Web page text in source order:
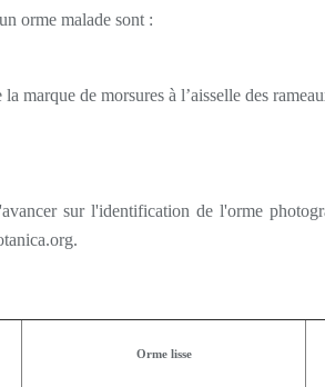
orme malade sont :
marque de morsures à l’aisselle des
sur l'identification de l'orme
Orme lisse